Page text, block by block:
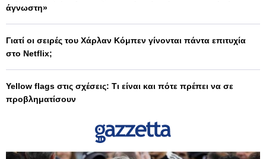
άγνωστη»
Γιατί οι σειρές του Χάρλαν Κόμπεν γίνονται πάντα επιτυχία
στο Netflix;
Yellow flags στις σχέσεις: Τι είναι και πότε πρέπει να σε
προβληματίσουν